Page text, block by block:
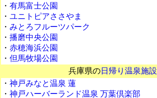
・ 有馬富士公園
・ ユニトピアささやま
・ みとろフルーツパーク
・ 播磨中央公園
・ 赤穂海浜公園
・ 但馬牧場公園
兵庫県の日帰り温泉施設
・ 神戸みなと温泉 蓮
・ 神戸ハーバーランド温泉 万葉倶楽部